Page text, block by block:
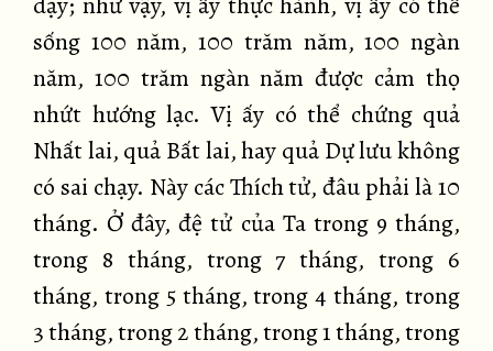
sống 100 năm, 100 trăm năm, 100 ngàn
năm, 100 trăm ngàn năm được cảm thọ
nhứt hướng lạc. Vị ấy có thể chứng quả
Nhất lai, quả Bất lai, hay quả Dự lưu không
có sai chạy. Này các Thích tử, đâu phải là 10
tháng. Ở đây, đệ tử của Ta trong 9 tháng,
trong 8 tháng, trong 7 tháng, trong 6
tháng, trong 5 tháng, trong 4 tháng, trong
3 tháng, trong 2 tháng, trong 1 tháng, trong